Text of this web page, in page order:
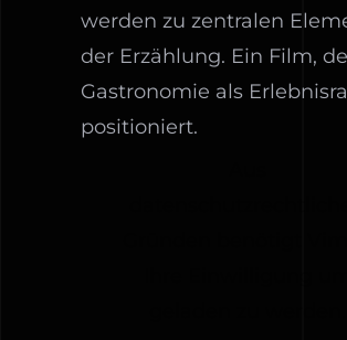
werden zu zentralen
der Erzählung. Ein Film,
Gastronomie als
positioniert.